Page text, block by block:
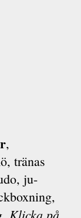
,
tränas
ju-